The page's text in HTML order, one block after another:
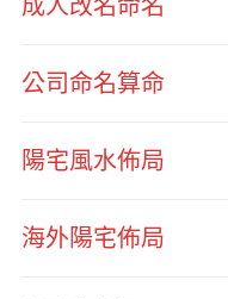
公司命名算命
陽宅風水佈局
海外陽宅佈局